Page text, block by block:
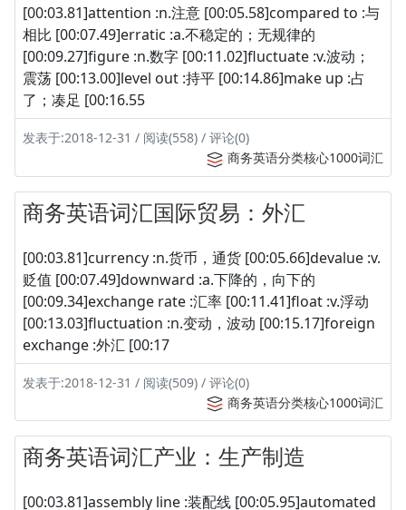
[00:03.81]attention :n.注意 [00:05.58]compared to :与
相比 [00:07.49]erratic :a.不稳定的；无规律的
[00:09.27]figure :n.数字 [00:11.02]fluctuate :v.波动；
震荡 [00:13.00]level out :持平 [00:14.86]make up :占
了；凑足 [00:16.55
发表于:2018-12-31 / 阅读(558) / 评论(0)
商务英语分类核心1000词汇
商务英语词汇国际贸易：外汇
[00:03.81]currency :n.货币，通货 [00:05.66]devalue :v.
贬值 [00:07.49]downward :a.下降的，向下的
[00:09.34]exchange rate :汇率 [00:11.41]float :v.浮动
[00:13.03]fluctuation :n.变动，波动 [00:15.17]foreign
exchange :外汇 [00:17
发表于:2018-12-31 / 阅读(509) / 评论(0)
商务英语分类核心1000词汇
商务英语词汇产业：生产制造
[00:03.81]assembly line :装配线 [00:05.95]automated